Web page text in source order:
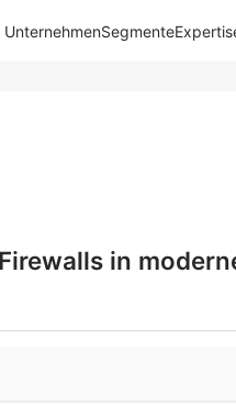
UnternehmenSegmente
in